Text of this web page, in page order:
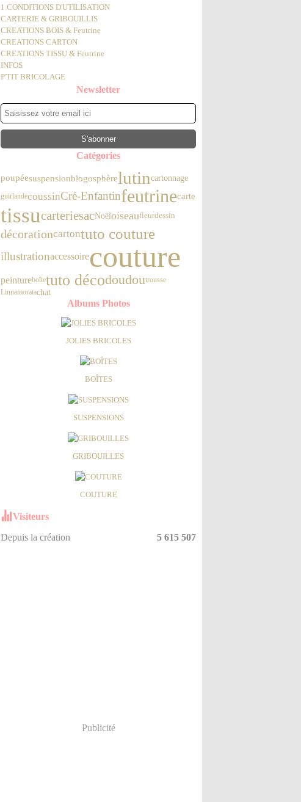
1.CONDITIONS D'UTILISATION
CARTERIE & GRIBOUILLIS
CREATIONS BOIS & Feutrine
CREATIONS CARTON
CREATIONS TISSU & Feutrine
INFOS
P'TIT BRICOLAGE
Newsletter
Catégories
poupéesuspensionblogosphèrelutincartonnage
guirlandecoussinCré-Enfantinfeutrinecarte
tissucarteriesacNoëloiseaufleurdessin
décorationcartontuto couture
illustrationaccessoirecouture
peintureboîtetuto décodoudoutrousse
Linnamoratachat
Albums Photos
JOLIES BRICOLES
BOÎTES
SUSPENSIONS
GRIBOUILLES
COUTURE
Visiteurs
Depuis la création
5 615 507
Publicité